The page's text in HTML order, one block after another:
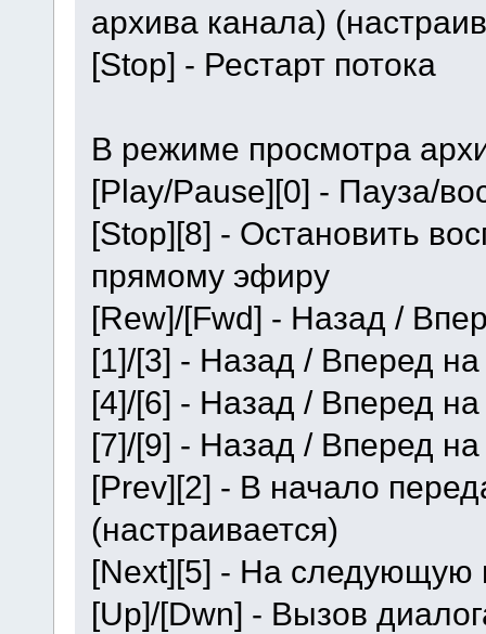
архива канала)
[Stop] - Рестарт потока
В режиме просмотра
[Play/Pause][0] - Пауза/
[Stop][8] - Остановить
прямому эфиру
[Rew]/[Fwd] - Назад /
[1]/[3] - Назад / Вперед на
[4]/[6] - Назад / Вперед
[7]/[9] - Назад / Вперед
[Prev][2] - В начало
(настраивается)
[Next][5] - На следующую
[Up]/[Dwn] - Вызов